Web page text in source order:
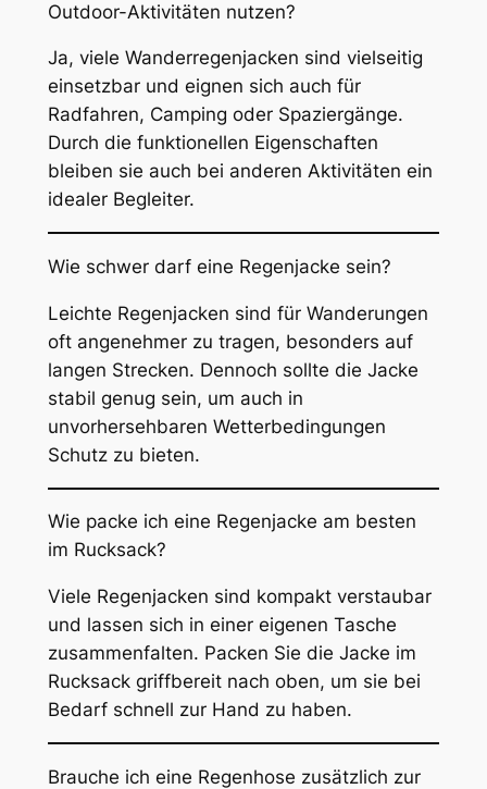
Outdoor-Aktivitäten nutzen?
Ja, viele Wanderregenjacken sind vielseitig
einsetzbar und eignen sich auch für
Radfahren, Camping oder Spaziergänge.
Durch die funktionellen Eigenschaften
bleiben sie auch bei anderen Aktivitäten ein
idealer Begleiter.
Wie schwer darf eine Regenjacke sein?
Leichte Regenjacken sind für Wanderungen
oft angenehmer zu tragen, besonders auf
langen Strecken. Dennoch sollte die Jacke
stabil genug sein, um auch in
unvorhersehbaren Wetterbedingungen
Schutz zu bieten.
Wie packe ich eine Regenjacke am besten
im Rucksack?
Viele Regenjacken sind kompakt verstaubar
und lassen sich in einer eigenen Tasche
zusammenfalten. Packen Sie die Jacke im
Rucksack griffbereit nach oben, um sie bei
Bedarf schnell zur Hand zu haben.
Brauche ich eine Regenhose zusätzlich zur